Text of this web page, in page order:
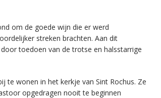
om de goede wijn die er werd
streken brachten. Aan dit
toedoen van de trotse en halsstarrige
te wonen in het kerkje van Sint Rochus. Ze
opgedragen nooit te beginnen